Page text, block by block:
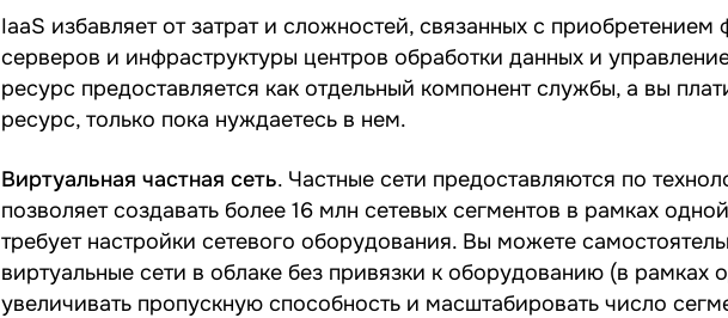
IaaS избавляет от затрат и сложностей, связанных с приобретением
серверов и инфраструктуры центров обработки данных и
ресурс предоставляется как отдельный компонент службы, а вы
ресурс, только пока нуждаетесь в нем.
Виртуальная частная сеть. Частные сети предоставляются по
позволяет создавать более 16 млн сетевых сегментов в рамках
требует настройки сетевого оборудования. Вы можете
виртуальные сети в облаке без привязки к оборудованию (в рамках
увеличивать пропускную способность и масштабировать число